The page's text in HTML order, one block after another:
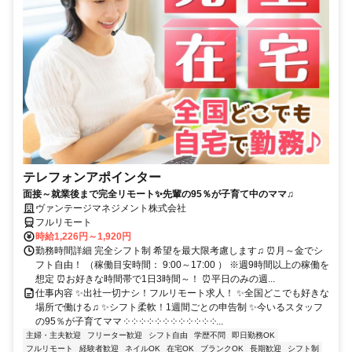
テレフォンアポインター
面接～就業後まで完全リモート✨先輩の95％が子育て中のママ♫
ヴァンテージマネジメント株式会社
フルリモート
時給1,226円～1,920円
勤務時間詳細 完全シフト制 希望を最大限考慮します♫ ⏰月～金でシ
フト自由！ （稼働目安時間： 9:00～17:00 ） ※週9時間以上の稼働を
想定 ⏰お好きな時間帯で1日3時間～！ ⏰平日のみの週...
仕事内容 ✨出社一切ナシ！フルリモート求人！ ✨全国どこでも好きな
場所で働ける♫ ✨シフト柔軟！1週間ごとの申告制 ✨今いるスタッフ
の95％が子育てママ ༶ ༶ ༶ ༶ ༶ ༶ ༶ ༶ ༶ ༶ ༶ ༶...
主婦・主夫歓迎 フリーター歓迎 シフト自由 学歴不問
即日勤務OK
フルリモート
経験者歓迎 ネイルOK 在宅OK ブランクOK 長期歓迎 シフト制